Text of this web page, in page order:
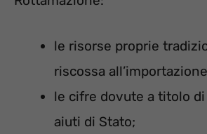
le risorse proprie
riscossa
le cifre dovute a titolo
aiuti di Stato;